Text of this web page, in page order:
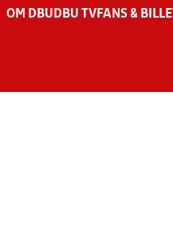
OM DBU DBU TV FANS &